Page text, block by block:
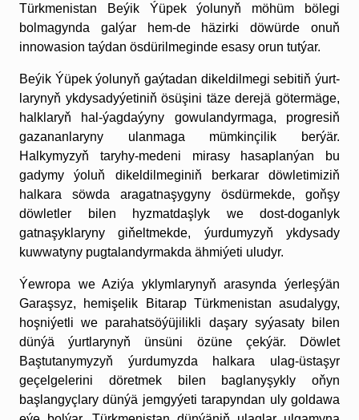
Türkmenistan Beýik Ýüpek ýolunyň möhüm bölegi
bolmagynda galýar hem-de häzirki döwürde onuň
innowasion taýdan ösdürilmeginde esasy orun tutýar.
Be­ýik Ýüpek ýo­lu­nyň gaý­ta­dan di­kel­dil­me­gi se­bi­tiň ýurt­
la­ry­nyň yk­dy­sa­dy­ýe­ti­niň ösüşi­ni täze de­re­jä göter­mäge,
halk­la­ryň hal-ýag­da­ýy­ny go­wu­lan­dyr­ma­ga, prog­re­siň
ga­za­nan­la­ry­ny ulan­ma­ga müm­kin­çi­lik be­rýär.
Halkymyzyň taryhy-medeni mirasy hasaplanýan bu
gadymy ýoluň dikeldilmeginiň berkarar döwle­timiziň
halkara söwda aragatnaşygyny ösdürmekde, goňşy
döwletler bilen hyzmatdaşlyk we dost-doganlyk
gatnaşyklaryny giňeltmekde, ýurdumyzyň ykdysady
kuwwa­tyny pugtalandyrmakda ähmiýeti uludyr.
Ýewropa we Aziýa yklymlarynyň arasynda ýerleşýän
Garaşsyz, hemişelik Bitarap Türkmenistan asudalygy,
hoşniýetli we parahatsöýüjili­k­li daşary syýasaty bilen
dünýä ýurtlarynyň ünsüni özüne çekýär. Döwlet
Baştutanymyzyň ýurdumyzda halkara ulag-üstaşyr
geçelgelerini döretmek bilen baglanyşykly oňyn
başlangyçlary dünýä jemgyýeti tarapyndan uly goldawa